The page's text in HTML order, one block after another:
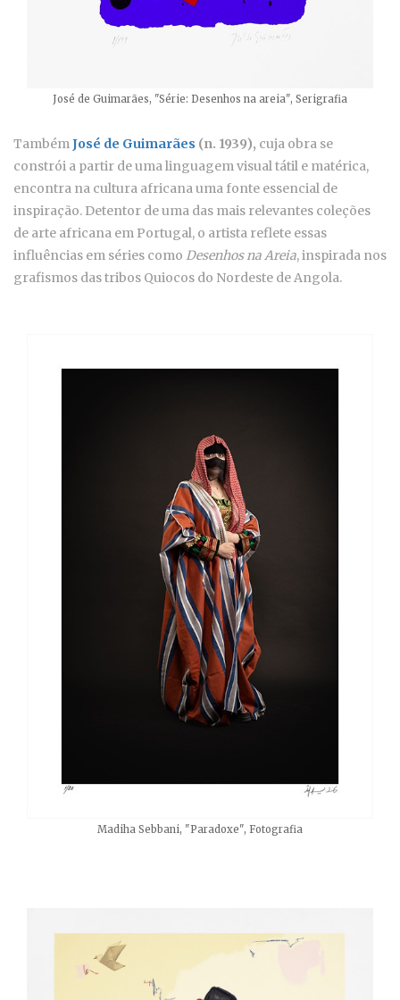
José de Guimarães, "Série: Desenhos na areia", Serigrafia
TambémJosé de Guimarães (n. 1939), cuja obra se
constrói a partir de uma linguagem visual tátil e matérica,
encontra na cultura africana uma fonte essencial de
inspiração. Detentor de uma das mais relevantes coleções
de arte africana em Portugal, o artista reflete essas
influências em séries como Desenhos na Areia, inspirada nos
grafismos das tribos Quiocos do Nordeste de Angola.
Madiha Sebbani, "Paradoxe", Fotografia